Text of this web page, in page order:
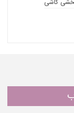
کاشی